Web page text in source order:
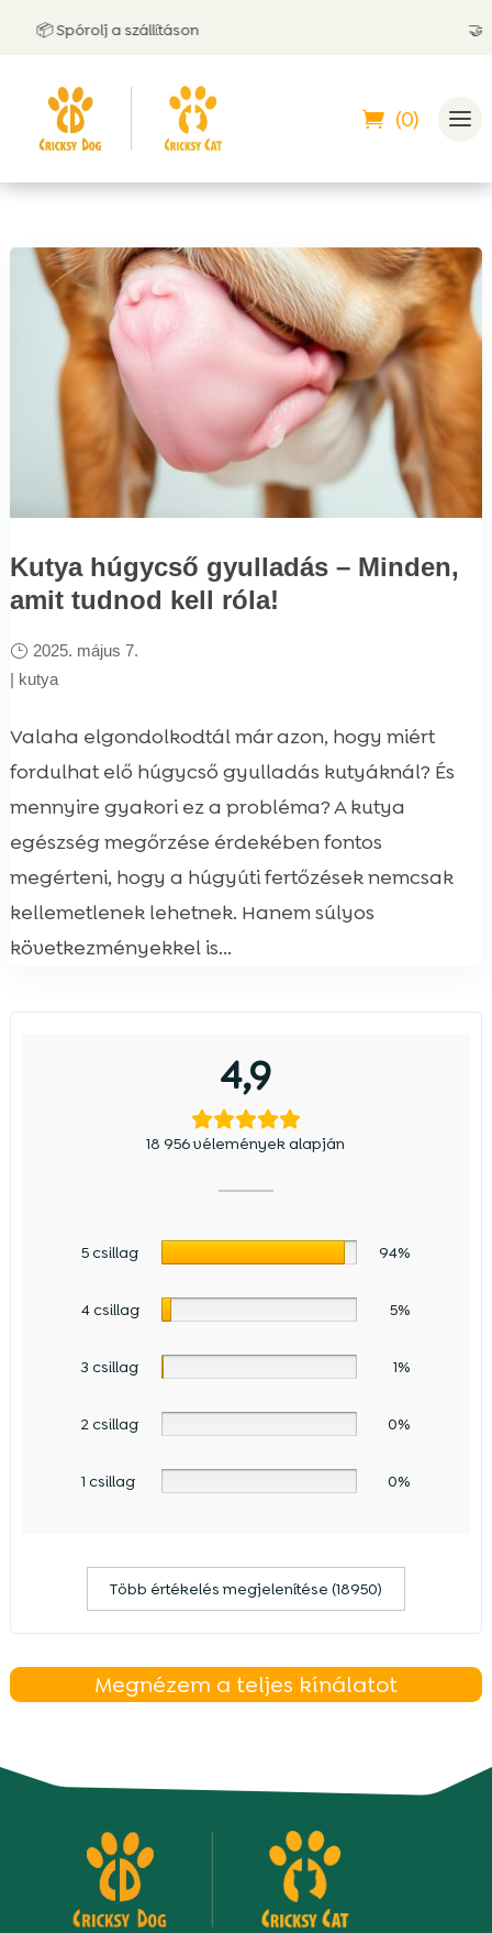
📦 Spórolj a szállításon 🤝
(0)
Kutya húgycső gyulladás – Minden,
amit tudnod kell róla!
2025. május 7.
| kutya
Valaha elgondolkodtál már azon, hogy miért
fordulhat elő húgycső gyulladás kutyáknál? És
mennyire gyakori ez a probléma? A kutya
egészség megőrzése érdekében fontos
megérteni, hogy a húgyúti fertőzések nemcsak
kellemetlenek lehetnek. Hanem súlyos
következményekkel is...
4,9
18 956 vélemények alapján
5 csillag 94%
4 csillag 5%
3 csillag 1%
2 csillag 0%
1 csillag 0%
Több értékelés megjelenítése (18950)
Megnézem a teljes kínálatot